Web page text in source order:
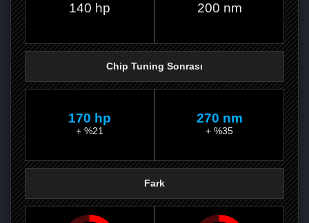
140 hp 200 nm
Chip Tuning Sonrası
170 hp
+ %21
270 nm
+ %35
Fark